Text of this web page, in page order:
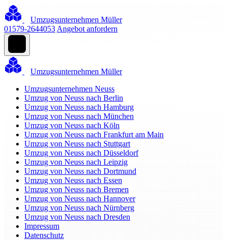
Umzugsunternehmen Müller
01579-2644053 Angebot anfordern
Umzugsunternehmen Müller
Umzugsunternehmen Neuss
Umzug von Neuss nach Berlin
Umzug von Neuss nach Hamburg
Umzug von Neuss nach München
Umzug von Neuss nach Köln
Umzug von Neuss nach Frankfurt am Main
Umzug von Neuss nach Stuttgart
Umzug von Neuss nach Düsseldorf
Umzug von Neuss nach Leipzig
Umzug von Neuss nach Dortmund
Umzug von Neuss nach Essen
Umzug von Neuss nach Bremen
Umzug von Neuss nach Hannover
Umzug von Neuss nach Nürnberg
Umzug von Neuss nach Dresden
Impressum
Datenschutz